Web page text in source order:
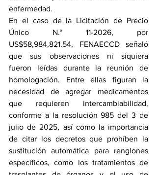
enfermedad.
En el caso de la Licitación de Precio
Único N.° 11-2026, por
US$58,984,821.54, FENAECCD señaló
que sus observaciones ni siquiera
fueron leídas durante la reunión de
homologación. Entre ellas figuran la
necesidad de agregar medicamentos
que requieren intercambiabilidad,
conforme a la resolución 985 del 3 de
julio de 2025, así como la importancia
de citar los decretos que prohíben la
sustitución automática para renglones
específicos, como los tratamientos de